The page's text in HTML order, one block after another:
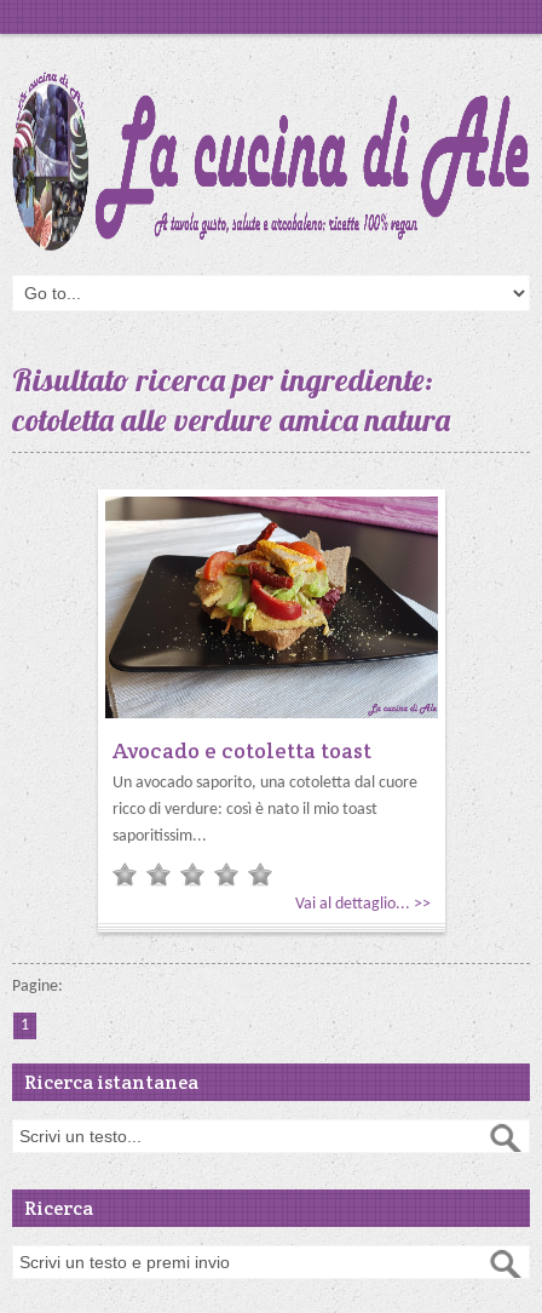
Risultato ricerca per ingrediente:
cotoletta alle verdure amica natura
Avocado e cotoletta toast
Un avocado saporito, una cotoletta dal cuore
ricco di verdure: così è nato il mio toast
saporitissim...
Vai al dettaglio... >>
Pagine:
1
Ricerca istantanea
Ricerca